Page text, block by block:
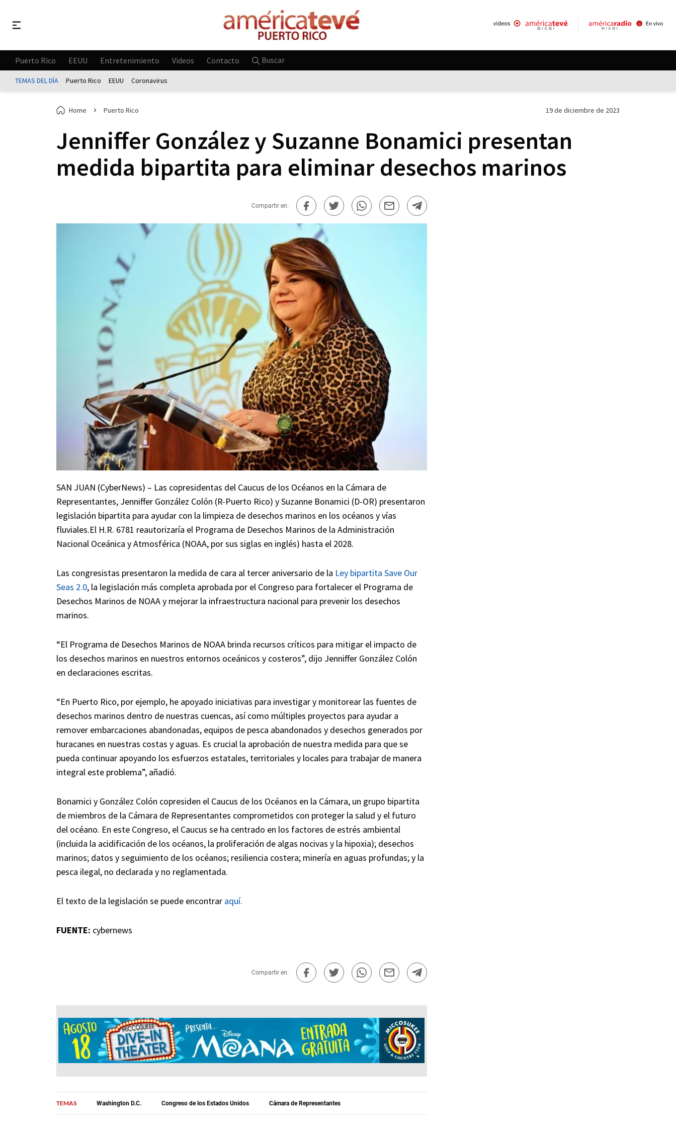
Puerto Rico EEUU Entretenimiento Videos Contacto Buscar
TEMAS DEL DÍA Puerto Rico EEUU Coronavirus
Home Puerto Rico 19 de diciembre de 2023
Jenniffer González y Suzanne Bonamici presentan
medida bipartita para eliminar desechos marinos
Compartir en:
SAN JUAN (CyberNews) – Las copresidentas del Caucus de los Océanos en la Cámara de
Representantes, Jenniffer González Colón (R-Puerto Rico) y Suzanne Bonamici (D-OR) presentaron
legislación bipartita para ayudar con la limpieza de desechos marinos en los océanos y vías
fluviales.El H.R. 6781 reautorizaría el Programa de Desechos Marinos de la Administración
Nacional Oceánica y Atmosférica (NOAA, por sus siglas en inglés) hasta el 2028.
Las congresistas presentaron la medida de cara al tercer aniversario de la Ley bipartita Save Our
Seas 2.0, la legislación más completa aprobada por el Congreso para fortalecer el Programa de
Desechos Marinos de NOAA y mejorar la infraestructura nacional para prevenir los desechos
marinos.
“El Programa de Desechos Marinos de NOAA brinda recursos críticos para mitigar el impacto de
los desechos marinos en nuestros entornos oceánicos y costeros”, dijo Jenniffer González Colón
en declaraciones escritas.
“En Puerto Rico, por ejemplo, he apoyado iniciativas para investigar y monitorear las fuentes de
desechos marinos dentro de nuestras cuencas, así como múltiples proyectos para ayudar a
remover embarcaciones abandonadas, equipos de pesca abandonados y desechos generados por
huracanes en nuestras costas y aguas. Es crucial la aprobación de nuestra medida para que se
pueda continuar apoyando los esfuerzos estatales, territoriales y locales para trabajar de manera
integral este problema”, añadió.
Bonamici y González Colón copresiden el Caucus de los Océanos en la Cámara, un grupo bipartita
de miembros de la Cámara de Representantes comprometidos con proteger la salud y el futuro
del océano. En este Congreso, el Caucus se ha centrado en los factores de estrés ambiental
(incluida la acidificación de los océanos, la proliferación de algas nocivas y la hipoxia); desechos
marinos; datos y seguimiento de los océanos; resiliencia costera; minería en aguas profundas; y la
pesca ilegal, no declarada y no reglamentada.
El texto de la legislación se puede encontrar aquí.
FUENTE: cybernews
Compartir en:
TEMAS Washington D.C. Congreso de los Estados Unidos Cámara de Representantes